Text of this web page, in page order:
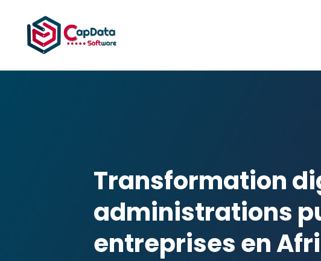
Transformation
administrations
entreprises en